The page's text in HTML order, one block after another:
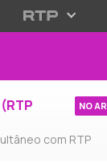
com RTP
NO AR